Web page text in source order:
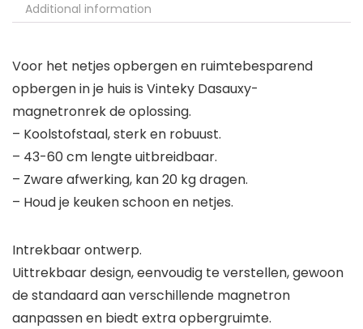
Additional information
Voor het netjes opbergen en ruimtebesparend
opbergen in je huis is Vinteky Dasauxy-
magnetronrek de oplossing.
– Koolstofstaal, sterk en robuust.
– 43-60 cm lengte uitbreidbaar.
– Zware afwerking, kan 20 kg dragen.
– Houd je keuken schoon en netjes.
Intrekbaar ontwerp.
Uittrekbaar design, eenvoudig te verstellen, gewoon
de standaard aan verschillende magnetron
aanpassen en biedt extra opbergruimte.